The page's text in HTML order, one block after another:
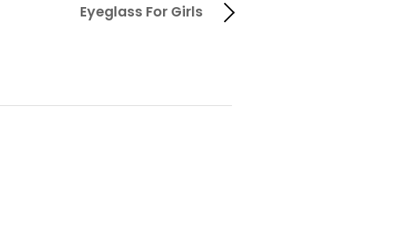
Eyeglass For Girls